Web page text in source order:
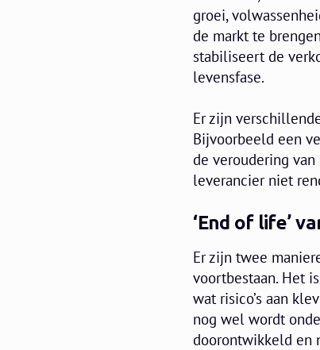
groei,
de markt te
stabiliseert de
levensfase.
Er zijn
Bijvoorbeeld een
de veroudering
leverancier niet
‘End of life’
Er zijn twee
voortbestaan. Het
wat risico’s aan
nog wel wordt
doorontwikkeld en